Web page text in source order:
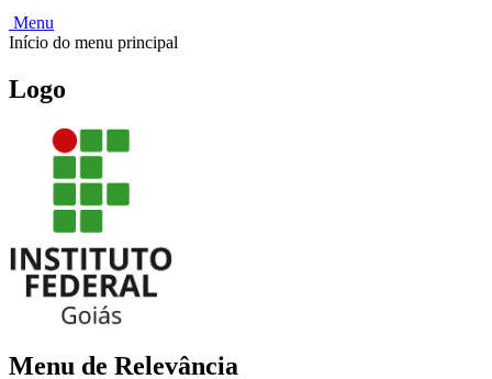
Menu
Início do menu principal
Logo
Menu de Relevância